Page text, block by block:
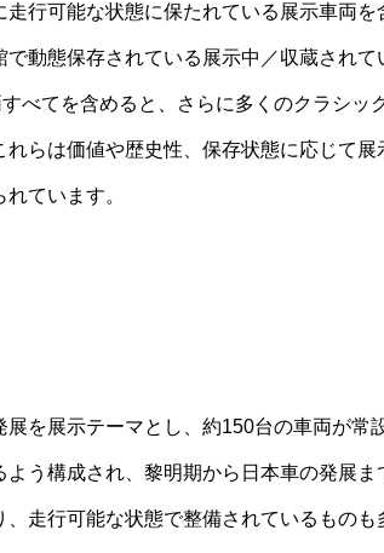
行可能な状態に保たれている展示車両を
動態保存されている展示中／収蔵されて
べてを含めると、さらに多くのクラシッ
らは価値や歴史性、保存状態に応じて展
ています。
展を展示テーマとし、約150台の車両が常
う構成され、黎明期から日本車の発展ま
走行可能な状態で整備されているものも